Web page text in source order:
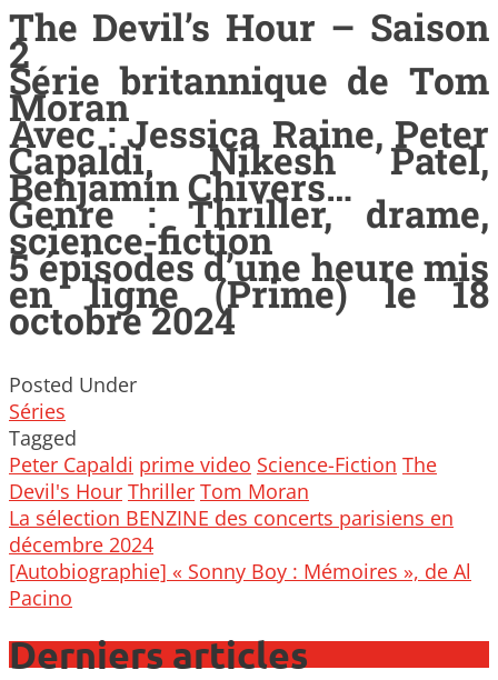
The Devil’s Hour – Saison
2
Série britannique de Tom
Moran
Avec : Jessica Raine, Peter
Capaldi, Nikesh Patel,
Benjamin Chivers…
Genre : Thriller, drame,
science-fiction
5 épisodes d’une heure mis
en ligne (Prime) le 18
octobre 2024
Posted Under
Séries
Tagged
Peter Capaldi prime video Science-Fiction The
Devil's Hour Thriller Tom Moran
Post
navigation
La sélection BENZINE des concerts parisiens en
décembre 2024
[Autobiographie] « Sonny Boy : Mémoires », de Al
Pacino
Derniers articles